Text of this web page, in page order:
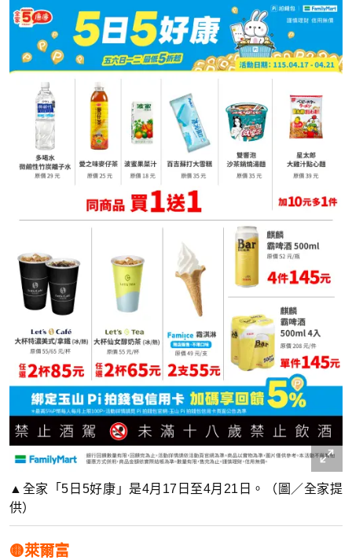
▲全家「5日5好康」是4月17日至4月21日。（圖／全家提
供）
🟡萊爾富